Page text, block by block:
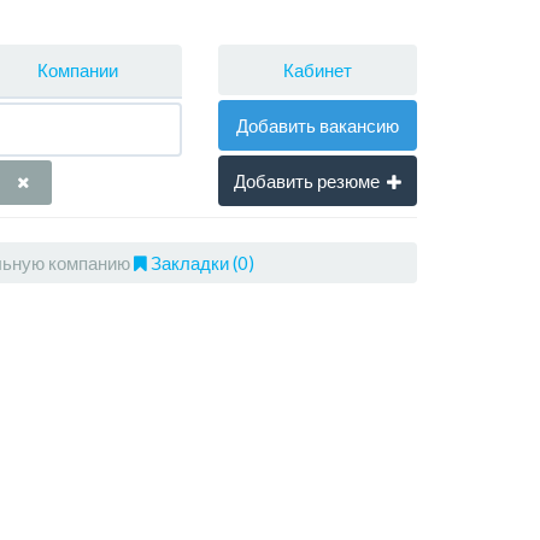
Компании Кабинет
Добавить вакансию
Добавить резюме
компанию Закладки (0)